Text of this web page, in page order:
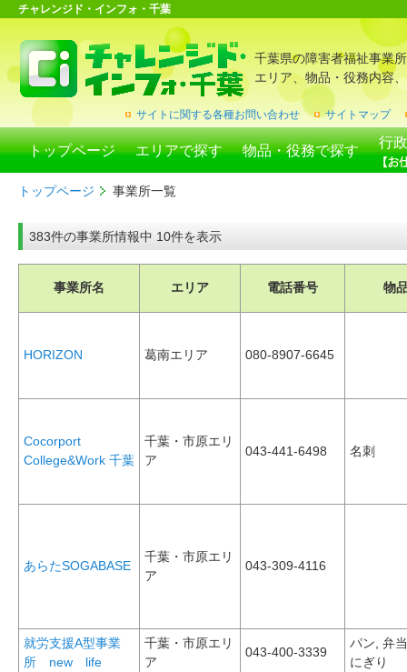
チャレンジド・インフォ・千葉
千葉県の障害者福祉事業
エリア、物品・役務内容
サイトに関する各種お問い合わせ サイトマップ
トップページ エリアで探す 物品・役務で探す
行
トップページ 事業所一覧
383件の事業所情報中 10件を表示
事業所名 エリア 電話番号 物
HORIZON 葛南エリア 080-8907-6645
Cocorport
College&Work 千葉
千葉・市原エリ
ア
043-441-6498 名刺
あらたSOGABASE
千葉・市原エリ
ア
043-309-4116
就労支援A型事業
所 new life
千葉・市原エリ
ア
043-400-3339
パン, 弁
にぎり